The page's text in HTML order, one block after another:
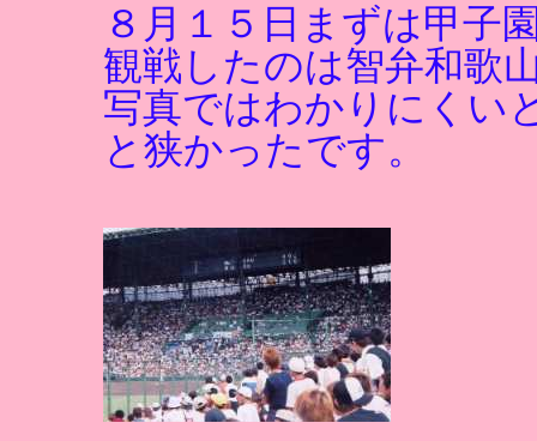
８月１５日まずは甲子
観戦したのは智弁和歌
写真ではわかりにくい
と狭かったです。